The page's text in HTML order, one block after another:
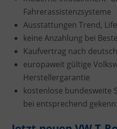
Fahrerassistenzsysteme
Ausstattungen Trend,
keine Anzahlung bei
Kaufvertrag nach
europaweit gültige
Herstellergarantie
kostenlose bundesweite
bei entsprechend